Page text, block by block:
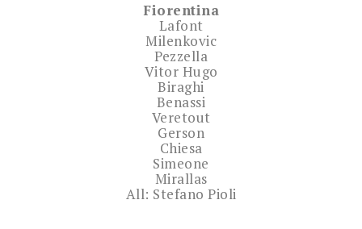
Fiorentina
Lafont
Milenkovic
Pezzella
Vitor Hugo
Biraghi
Benassi
Veretout
Gerson
Chiesa
Simeone
Mirallas
All: Stefano Pioli